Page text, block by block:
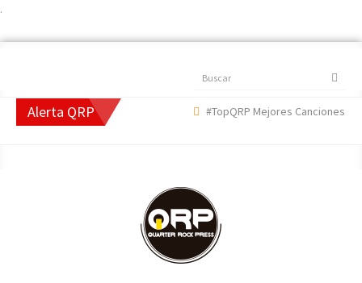
.
Buscar
Alerta QRP #TopQRP Mejores Canciones 2022